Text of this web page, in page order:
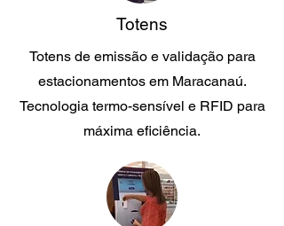
Totens
Totens de emissão e validação para
estacionamentos em Maracanaú.
Tecnologia termo-sensível e RFID para
máxima eficiência.